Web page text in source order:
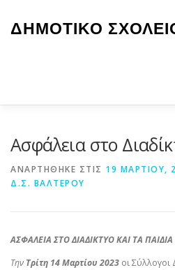
περιεχόμενο
ΔΗΜΟΤΙΚΟ
ΔΡΆΣΕΙΣ
Ασφάλεια στο
ΑΝΑΡΤΉΘΗΚΕ ΣΤΙΣ 19 ΜΑΡΤΊΟΥ,
Δ.Σ. ΒΑΛΤΕΡΟΥ
ΑΣΦΑΛΕΙΑ ΣΤΟ ΔΙΑΔΙΚΤΥΟ ΚΑΙ ΤΑ
Την Τρίτη 14 Μαρτίου 2023 οι